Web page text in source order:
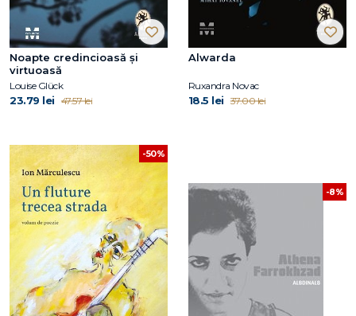
Noapte credincioasă și
virtuoasă
Louise Glück
23.79 lei 47.57 lei
Alwarda
Ruxandra Novac
18.5 lei 37.00 lei
-50%
-8%